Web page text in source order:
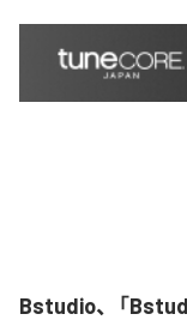
Bstudio、「